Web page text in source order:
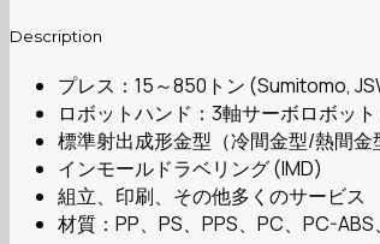
Description
プレス：15～850トン (Sumitomo,
ロボットハンド：3軸サーボロボッ
標準射出成形金型（冷間金型/熱間金
インモールドラベリング (IMD)
組立、印刷、その他多くのサービス
材質：PP、PS、PPS、PC、PC-